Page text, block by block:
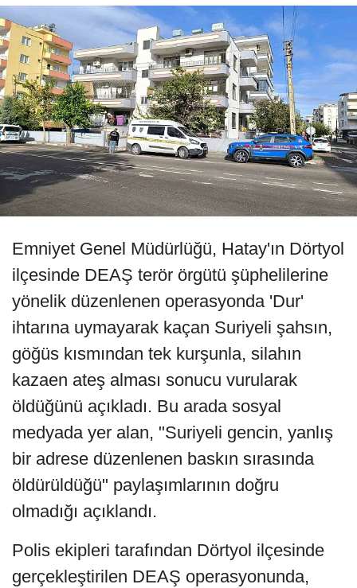
Emniyet Genel Müdürlüğü, Hatay'ın Dörtyol
ilçesinde DEAŞ terör örgütü şüphelilerine
yönelik düzenlenen operasyonda 'Dur'
ihtarına uymayarak kaçan Suriyeli şahsın,
göğüs kısmından tek kurşunla, silahın
kazaen ateş alması sonucu vurularak
öldüğünü açıkladı. Bu arada sosyal
medyada yer alan, "Suriyeli gencin, yanlış
bir adrese düzenlenen baskın sırasında
öldürüldüğü" paylaşımlarının doğru
olmadığı açıklandı.
Polis ekipleri tarafından Dörtyol ilçesinde
gerçekleştirilen DEAŞ operasyonunda,